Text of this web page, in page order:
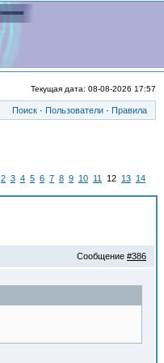
Текущая дата: 08-08-2026 17:57
Поиск · Пользователи · Правила
2 3 4 5 6 7 8 9 10 11 12 13 14
Сообщение #386